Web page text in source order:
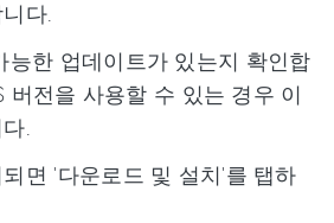
다.
능한 업데이트가 있는지 확인합
버전을 사용할 수 있는 경우 이
.
면 '다운로드 및 설치'를 탭하